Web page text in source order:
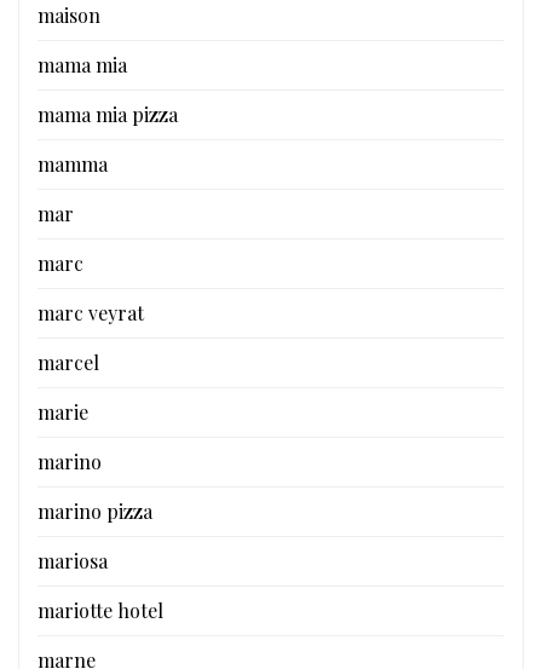
maison
mama mia
mama mia pizza
mamma
mar
marc
marc veyrat
marcel
marie
marino
marino pizza
mariosa
mariotte hotel
marne